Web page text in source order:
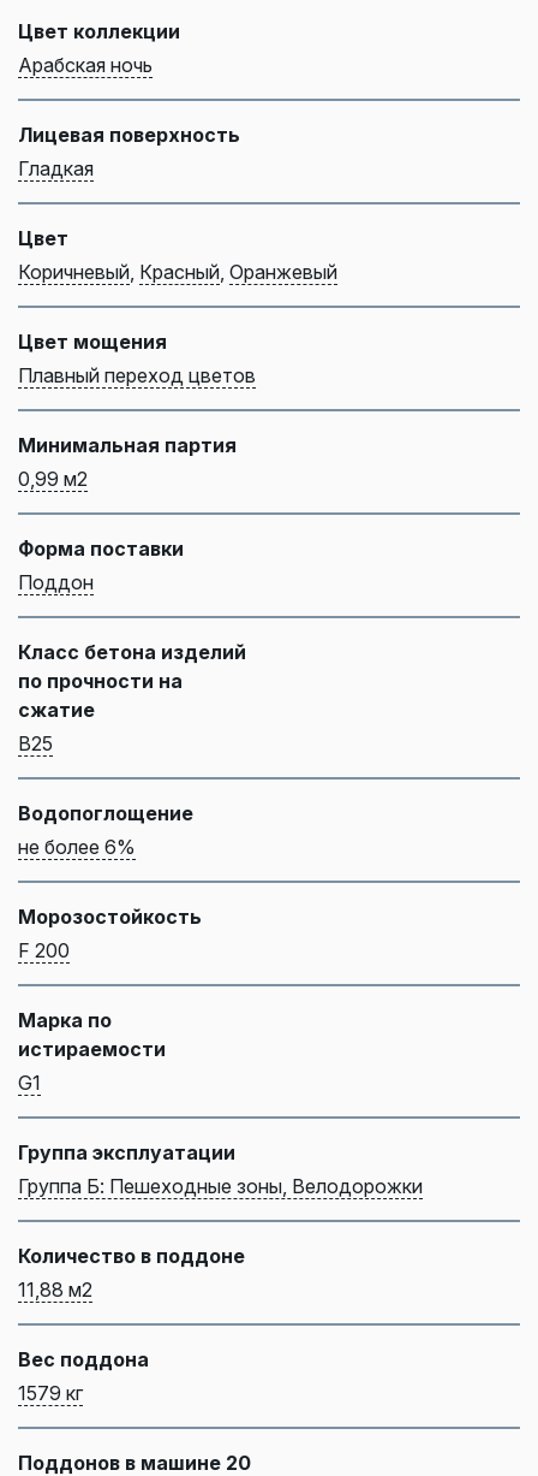
Цвет коллекции
Арабская ночь
Лицевая поверхность
Гладкая
Цвет
Коричневый Красный Оранжевый
Цвет мощения
Плавный переход цветов
Минимальная партия
0,99 м2
Форма поставки
Поддон
Класс бетона изделий
по прочности на
сжатие
B25
Водопоглощение
не более 6%
Морозостойкость
F 200
Марка по
истираемости
G1
Группа эксплуатации
Группа Б: Пешеходные зоны, Велодорожки
Количество в поддоне
11,88 м2
Вес поддона
1579 кг
Поддонов в машине 20